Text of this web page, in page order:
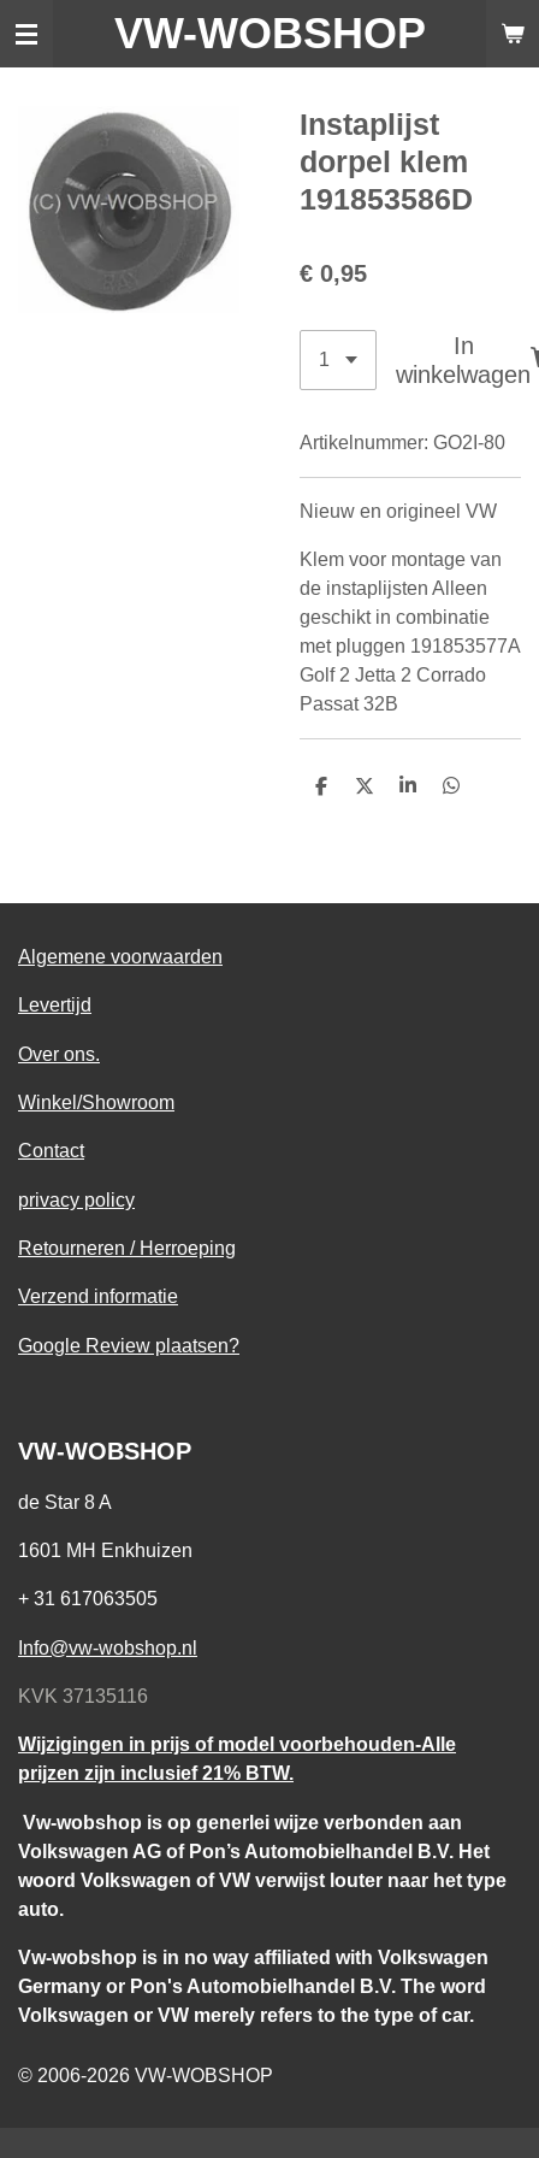
Ga
hoofdinhoud
VW-WOBSHOP
Instaplijst
dorpel klem
191853586D
€ 0,95
In
winkelwagen
Artikelnummer: GO2I-80
Nieuw en origineel VW
Klem voor montage van
de instaplijsten Alleen
geschikt in combinatie
met pluggen 191853577A
Golf 2 Jetta 2 Corrado
Passat 32B
D
D
S
D
Algemene voorwaarden
Levertijd
Over ons.
Winkel/Showroom
Contact
privacy policy
Retourneren / Herroeping
Verzend informatie
Google Review plaatsen?
VW-WOBSHOP
de Star 8 A
1601 MH Enkhuizen
+ 31 617063505
Info@vw-wobshop.nl
KVK 37135116
Wijzigingen in prijs of model voorbehouden-Alle
prijzen zijn inclusief 21% BTW.
Vw-wobshop is op generlei wijze verbonden aan
Volkswagen AG of Pon’s Automobielhandel B.V. Het
woord Volkswagen of VW verwijst louter naar het type
auto.
Vw-wobshop is in no way affiliated with Volkswagen
Germany or Pon's Automobielhandel B.V. The word
Volkswagen or VW merely refers to the type of car.
© 2006-2026 VW-WOBSHOP